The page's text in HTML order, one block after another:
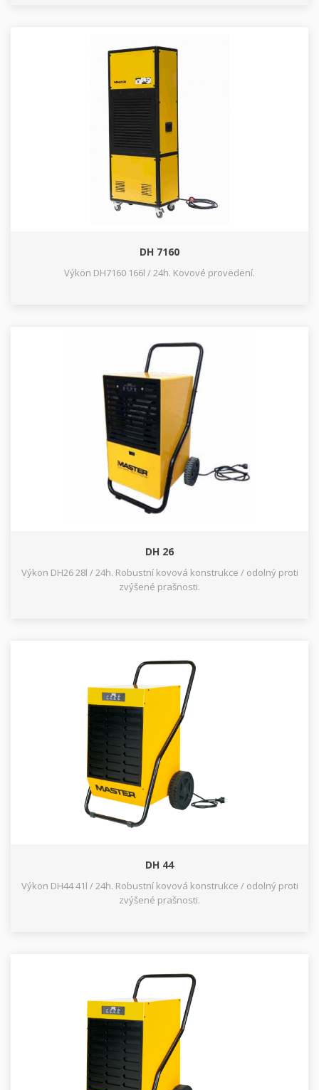
DH 7160
Výkon DH7160 166l / 24h. Kovové provedení.
DH 26
Výkon DH26 28l / 24h. Robustní kovová konstrukce / odolný proti
zvýšené prašnosti.
DH 44
Výkon DH44 41l / 24h. Robustní kovová konstrukce / odolný proti
zvýšené prašnosti.